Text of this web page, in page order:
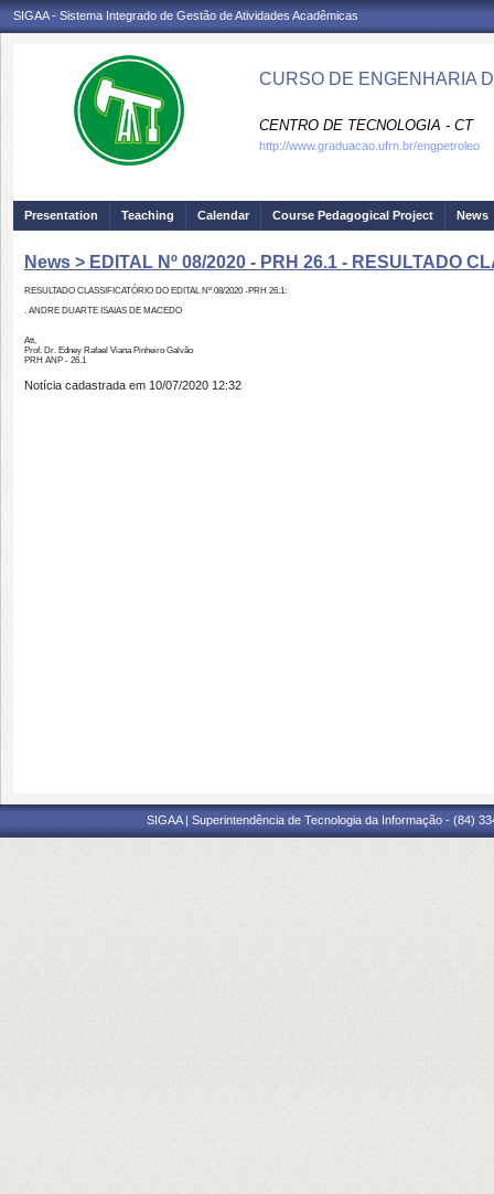
SIGAA - Sistema Integrado de Gestão de Atividades Acadêmicas
CURSO DE ENGENHARIA
CENTRO DE TECNOLOGIA - CT
http://www.graduacao.ufrn.br/engpetroleo
Presentation Teaching Calendar Course Pedagogical Project News
News > EDITAL Nº 08/2020 - PRH 26.1 - RESULTADO
RESULTADO CLASSIFICATÓRIO DO EDITAL Nº 08/2020 -PRH 26.1:
. ANDRE DUARTE ISAIAS DE MACEDO
Att,
Prof. Dr. Edney Rafael Viana Pinheiro Galvão
PRH ANP - 26.1
Notícia cadastrada em 10/07/2020 12:32
SIGAA | Superintendência de Tecnologia da Informação - (84)